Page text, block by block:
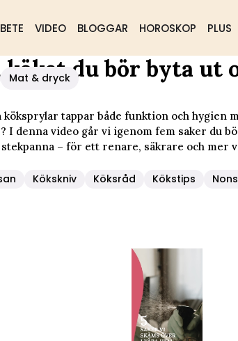
VIDEO BLOGGAR HOROSKOP PLUS
Mat & dryck
köket du bör byta ut
tappar både funktion och hygien
I denna video går vi igenom fem saker du
– för ett renare, säkrare och mer
Kökskniv Köksråd Kökstips